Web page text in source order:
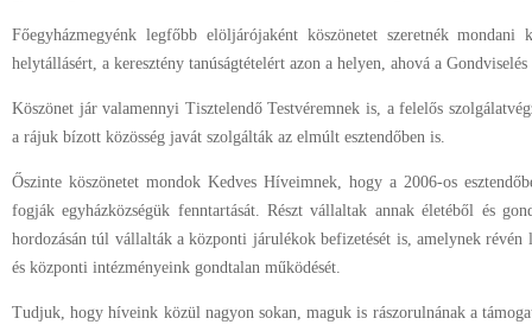
Főegyházmegyénk legfőbb elöljárójaként köszönetet szeretnék mondani
helytállásért, a keresztény tanúságtételért azon a helyen, ahová a
Köszönet jár valamennyi Tisztelendő Testvéremnek is, a felelős
a rájuk bízott közösség javát szolgálták az elmúlt esztendőben is.
Őszinte köszönetet mondok Kedves Híveimnek, hogy a 2006-os
fogják egyházközségük fenntartását. Részt vállaltak annak életéből és
hordozásán túl vállalták a központi járulékok befizetését is, amelynek révén
és központi intézményeink gondtalan működését.
Tudjuk, hogy híveink közül nagyon sokan, maguk is rászorulnának a